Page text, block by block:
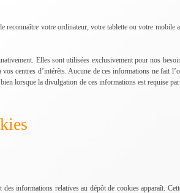
reconnaître votre ordinateur, votre tablette ou votre mobile
Elles sont utilisées exclusivement pour nos
centres d’intérêts. Aucune de ces informations ne fait
lorsque la divulgation de ces informations est requise
informations relatives au dépôt de cookies apparaît.